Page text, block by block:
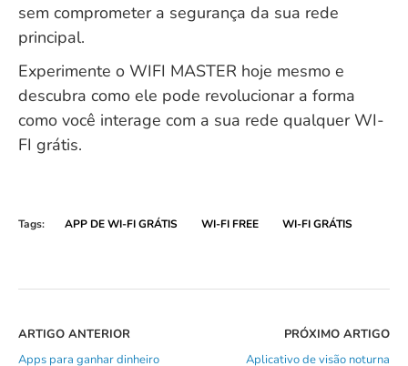
sem comprometer a segurança da sua rede
principal.
Experimente o WIFI MASTER hoje mesmo e
descubra como ele pode revolucionar a forma
como você interage com a sua rede qualquer WI-
FI grátis.
Tags: APP DE WI-FI GRÁTIS WI-FI FREE WI-FI GRÁTIS
ARTIGO ANTERIOR
Apps para ganhar dinheiro
PRÓXIMO ARTIGO
Aplicativo de visão noturna